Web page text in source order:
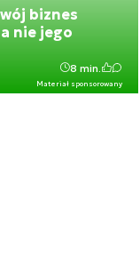
biznes
nie jego
Materiał sponsorowany
8 min.